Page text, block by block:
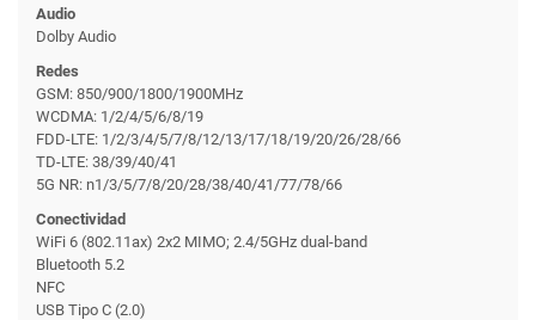
Audio
Dolby Audio
Redes
GSM: 850/900/1800/1900MHz
WCDMA: 1/2/4/5/6/8/19
FDD-LTE: 1/2/3/4/5/7/8/12/13/17/18/19/20/26/28/66
TD-LTE: 38/39/40/41
5G NR: n1/3/5/7/8/20/28/38/40/41/77/78/66
Conectividad
WiFi 6 (802.11ax) 2x2 MIMO; 2.4/5GHz dual-band
Bluetooth 5.2
NFC
USB Tipo C (2.0)